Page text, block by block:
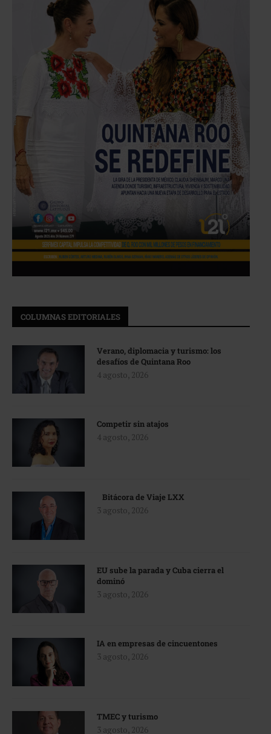
COLUMNAS EDITORIALES
Verano, diplomacia y turismo: los
desafíos de Quintana Roo
4 agosto, 2026
Competir sin atajos
4 agosto, 2026
Bitácora de Viaje LXX
3 agosto, 2026
EU sube la parada y Cuba cierra el
dominó
3 agosto, 2026
IA en empresas de cincuentones
3 agosto, 2026
TMEC y turismo
3 agosto, 2026